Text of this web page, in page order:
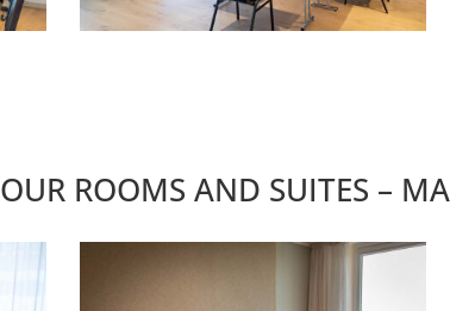
OUR ROOMS AND SUITES –